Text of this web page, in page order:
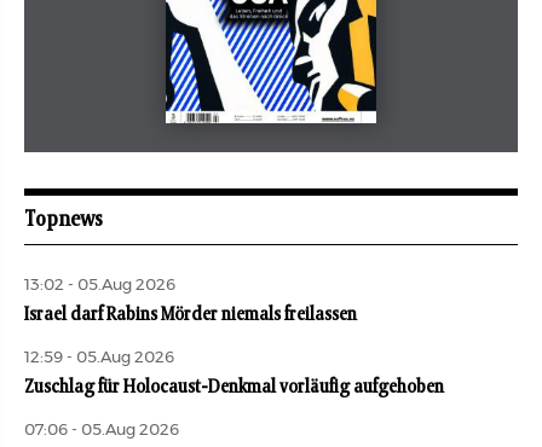
aufbau
Topnews
13:02 - 05.Aug 2026
Israel darf Rabins Mörder niemals freilassen
12:59 - 05.Aug 2026
Zuschlag für Holocaust-Denkmal vorläufig aufgehoben
07:06 - 05.Aug 2026